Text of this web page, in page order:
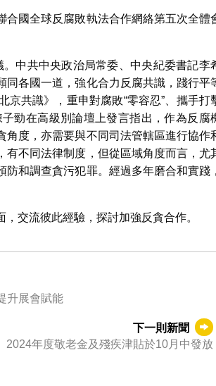
合國全球反腐敗執法合作網絡第五次全體
中共中央政治局常委、中央紀委書記李
同各國一道，強化合力反腐共識，踐行平
共識》，重申對腐敗“零容忍”、攜手打
勁在高級別論壇上發言指出，作為反腐
度，亦需要與不同司法管轄區進行協作
有不同法律制度，但從區域角度而言，尤
和調查貪污犯罪。經過多年磨合和實踐，
交流彼此經驗，探討加強反貪合作。
於10月16日舉行 “新嘗試”提升展會賦能
下一則新聞
2024年度敬老金及殘疾津貼於10月中發放